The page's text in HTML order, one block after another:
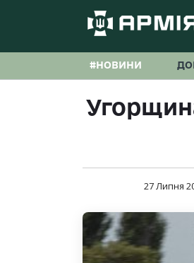
#НОВИНИ
27 Липня